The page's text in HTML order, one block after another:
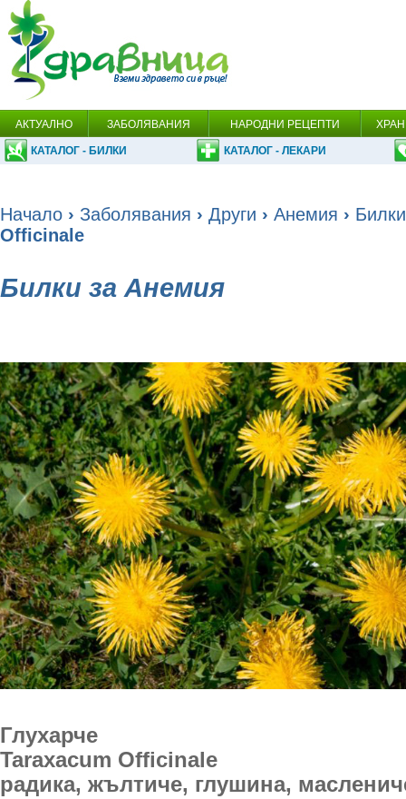
АКТУАЛНО ЗАБОЛЯВАНИЯ НАРОДНИ РЕЦЕПТИ
КАТАЛОГ - БИЛКИ КАТАЛОГ - ЛЕКАРИ
Начало › Заболявания › Други › Анемия › Билки
Officinale
Билки за Анемия
Глухарче
Taraxacum Officinale
радика, жълтиче, глушина,